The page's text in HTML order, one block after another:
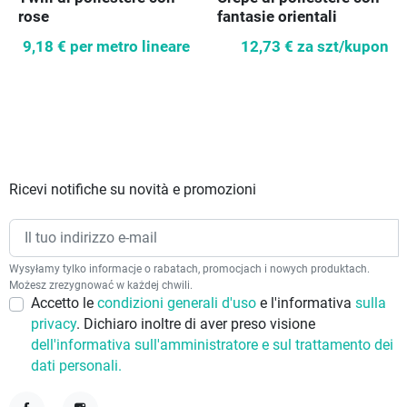
rose
9,18 € per metro lineare
fantasie orientali
12,73 € za szt/kupon
Ricevi notifiche su novità e promozioni
Wysyłamy tylko informacje o rabatach, promocjach i nowych produktach.
Możesz zrezygnować w każdej chwili.
Accetto le condizioni generali d'uso e l'informativa sulla
privacy. Dichiaro inoltre di aver preso visione
dell'informativa sull'amministratore e sul trattamento dei
dati personali.